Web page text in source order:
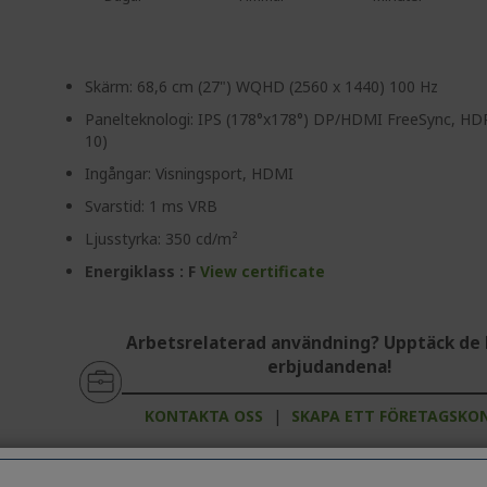
Skärm: 68,6 cm (27") WQHD (2560 x 1440) 100 Hz
Panelteknologi: IPS (178°x178°) DP/HDMI FreeSync,
10)
Ingångar: Visningsport, HDMI
Svarstid: 1 ms VRB
Ljusstyrka: 350 cd/m²
Energiklass : FView certificate
Arbetsrelaterad användning? Upptäck de
erbjudandena!
KONTAKTA OSS | SKAPA ETT